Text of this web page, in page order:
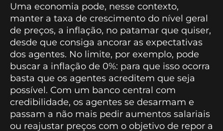
Uma economia pode, nesse contexto,
manter a taxa de crescimento do nível geral
de preços, a inflação, no patamar que quiser,
desde que consiga ancorar as expectativas
dos agentes. No limite, por exemplo, pode
buscar a inflação de 0%: para que isso ocorra
basta que os agentes acreditem que seja
possível. Com um banco central com
credibilidade, os agentes se desarmam e
passam a não mais pedir aumentos salariais
ou reajustar preços com o objetivo de repor a